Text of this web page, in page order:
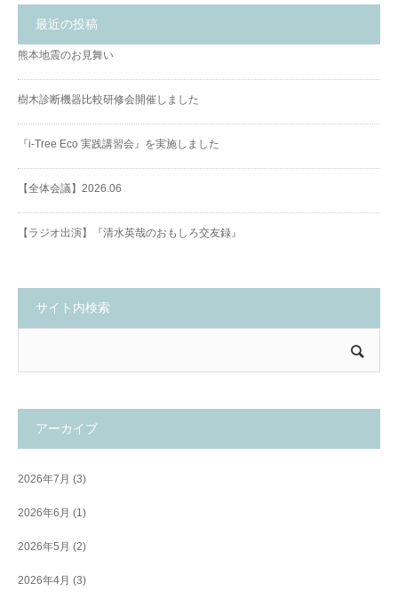
最近の投稿
熊本地震のお見舞い
樹木診断機器比較研修会開催しました
『i-Tree Eco 実践講習会』を実施しました
【全体会議】2026.06
【ラジオ出演】『清水英哉のおもしろ交友録』
サイト内検索
アーカイブ
2026年7月 (3)
2026年6月 (1)
2026年5月 (2)
2026年4月 (3)